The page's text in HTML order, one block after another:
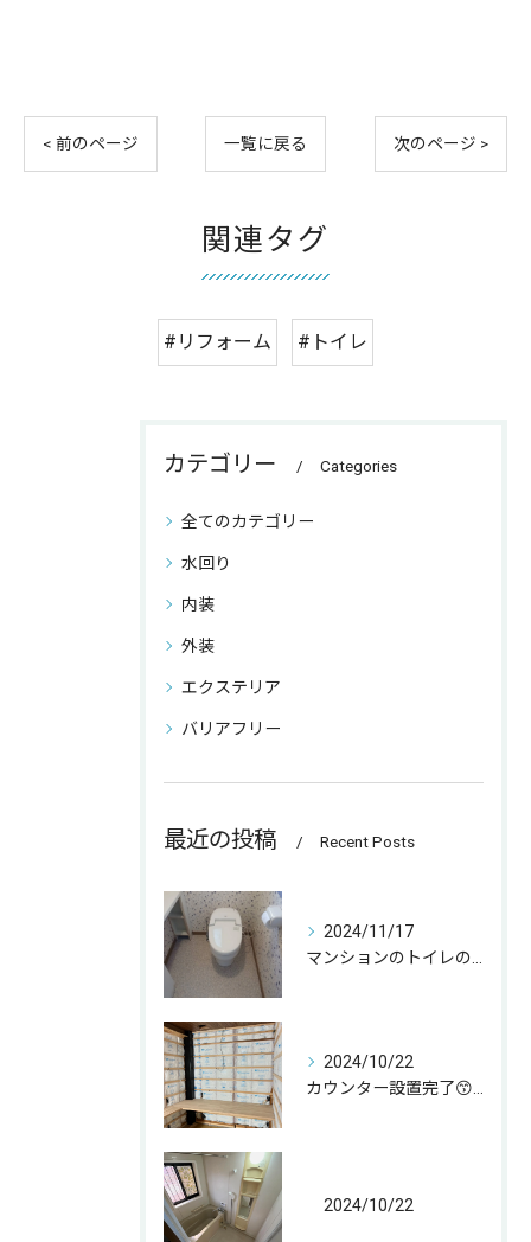
< 前のページ 一覧に戻る 次のページ >
関連タグ
#リフォーム #トイレ
カテゴリー Categories
全てのカテゴリー
水回り
内装
外装
エクステリア
バリアフリー
最近の投稿 Recent Posts
2024/11/17
2024/10/22
2024/10/22